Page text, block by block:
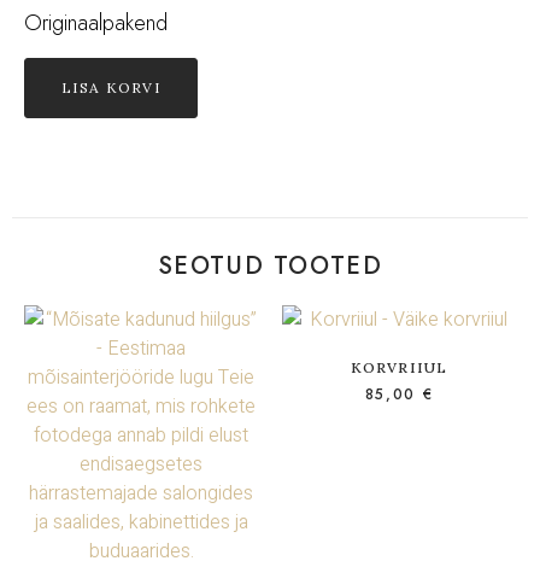
Originaalpakend
LISA KORVI
SEOTUD TOOTED
KORVRIIUL
85,00 €